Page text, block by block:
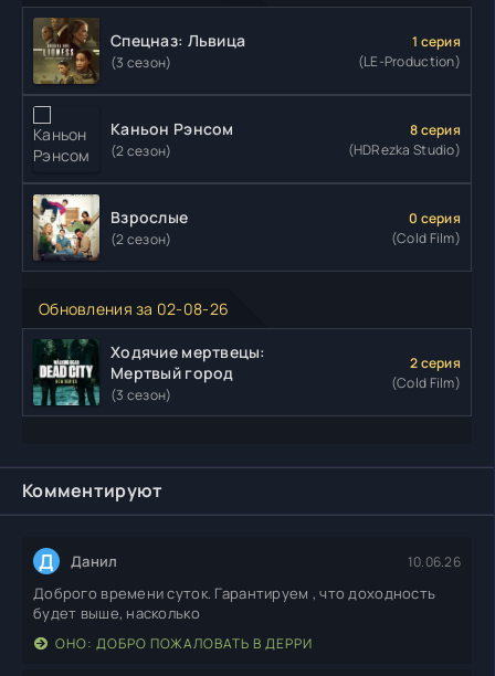
Спецназ: Львица
(3 сезон)
1 серия
(LE-Production)
Каньон Рэнсом
(2 сезон)
8 серия
(HDRezka Studio)
Взрослые
(2 сезон)
0 серия
(Cold Film)
Обновления за 02-08-26
Ходячие мертвецы:
Мертвый город
(3 сезон)
2 серия
(Cold Film)
Комментируют
Д Данил 10.06.26
Доброго времени суток. Гарантируем , что доходность
будет выше, насколько
ОНО: ДОБРО ПОЖАЛОВАТЬ В ДЕРРИ